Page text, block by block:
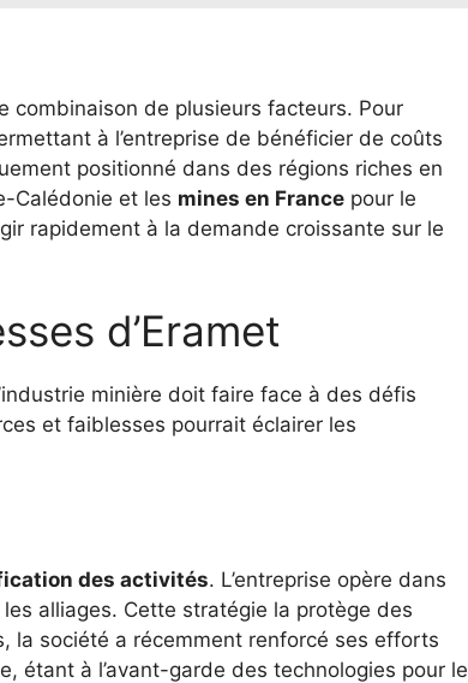
combinaison de plusieurs facteurs. Pour
à l’entreprise de bénéficier de coûts
positionné dans des régions riches en
Calédonie et les mines en France pour le
rapidement à la demande croissante sur le
d’Eramet
minière doit faire face à des défis
et faiblesses pourrait éclairer les
des activités. L’entreprise opère dans
alliages. Cette stratégie la protège des
la société a récemment renforcé ses efforts
étant à l’avant-garde des technologies pour le